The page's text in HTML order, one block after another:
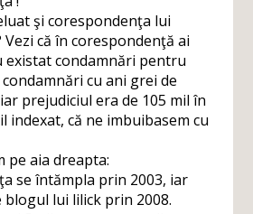
şi corespondenţa lui
Vezi că în corespondenţă ai
existat condamnări pentru
condamnări cu ani grei de
prejudiciul era de 105 mil în
indexat, că ne imbuibasem cu
pe aia dreapta:
se întămpla prin 2003, iar
blogul lui lilick prin 2008.